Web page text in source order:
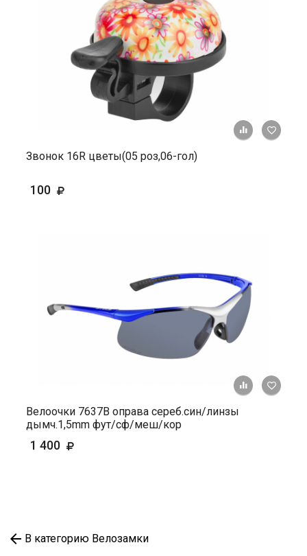
+ К
Звонок 16R цветы(05 роз,06-гол)
100
+ К
Велоочки 7637В оправа сереб.син/линзы
дымч.1,5mm фут/сф/меш/кор
1 400
В категорию Велозамки